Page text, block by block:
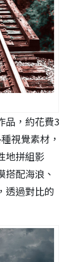
品，約花費3
視覺素材，
地拼組影
配海浪、
透過對比的